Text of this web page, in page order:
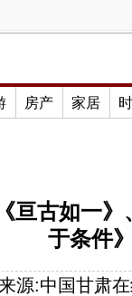
房产 家居
亘古如一
于条件》
源:中国甘肃